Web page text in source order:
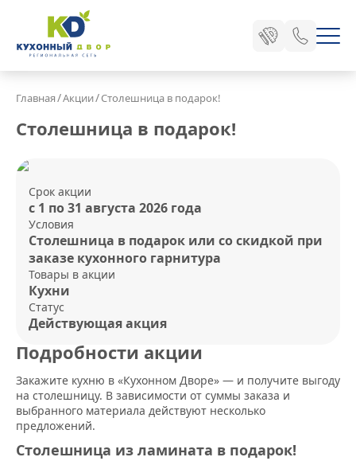
Главная/Акции/Столешница в подарок!
Столешница в подарок!
Срок акции
с 1 по 31 августа 2026 года
Условия
Столешница в подарок или со скидкой при
заказе кухонного гарнитура
Товары в акции
Кухни
Статус
Действующая акция
Подробности акции
Закажите кухню в «Кухонном Дворе» — и получите выгоду
на столешницу. В зависимости от суммы заказа и
выбранного материала действуют несколько
предложений.
Столешница из ламината в подарок!